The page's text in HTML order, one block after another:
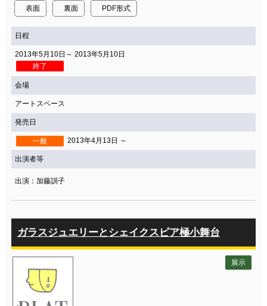
表面 裏面 PDF形式
日程
2013年5月10日～ 2013年5月10日
終了
会場
アートスペース
発売日
一般 2013年4月13日 ～
出演者等
出演：加藤訓子
ガラスジュエリーとシェイクスピア極小舞台
展示